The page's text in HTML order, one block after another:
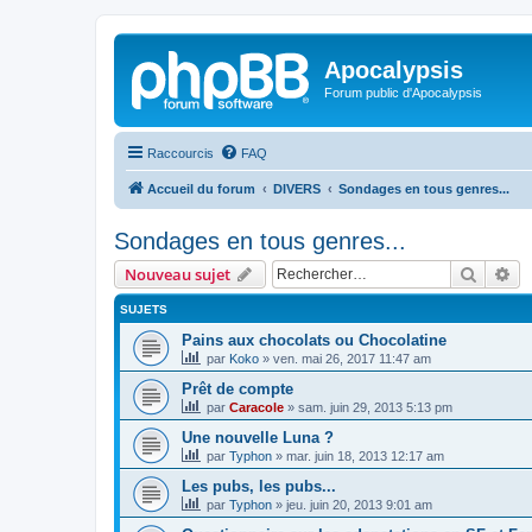
Apocalypsis
Forum public d'Apocalypsis
Raccourcis FAQ
Accueil du forum DIVERS Sondages en tous genres...
Sondages en tous genres...
Nouveau sujet
SUJETS
Pains aux chocolats ou Chocolatine
par Koko » ven. mai 26, 2017 11:47 am
Prêt de compte
par Caracole » sam. juin 29, 2013 5:13 pm
Une nouvelle Luna ?
par Typhon » mar. juin 18, 2013 12:17 am
Les pubs, les pubs...
par Typhon » jeu. juin 20, 2013 9:01 am